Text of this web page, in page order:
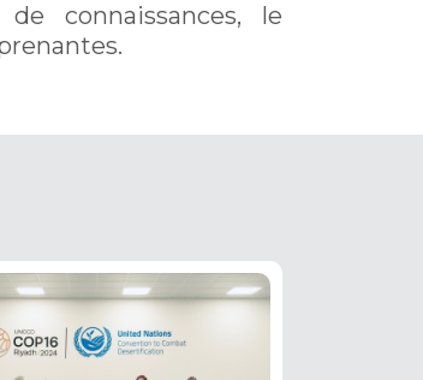
connaissances, le